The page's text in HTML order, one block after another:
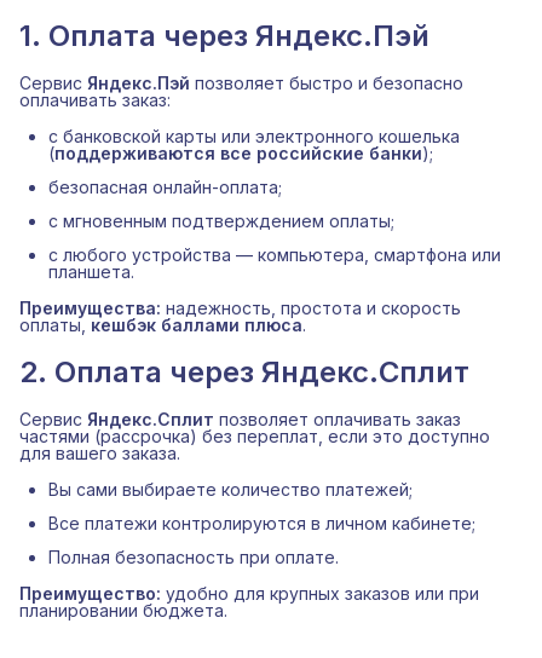
1. Оплата через Яндекс.Пэй
Сервис Яндекс.Пэй позволяет быстро и безопасно
оплачивать заказ:
с банковской карты или электронного кошелька
(поддерживаются все российские банки);
безопасная онлайн-оплата;
с мгновенным подтверждением оплаты;
с любого устройства — компьютера, смартфона или
планшета.
Преимущества: надежность, простота и скорость
оплаты, кешбэк баллами плюса.
2. Оплата через Яндекс.Сплит
Сервис Яндекс.Сплит позволяет оплачивать заказ
частями (рассрочка) без переплат, если это доступно
для вашего заказа.
Вы сами выбираете количество платежей;
Все платежи контролируются в личном кабинете;
Полная безопасность при оплате.
Преимущество: удобно для крупных заказов или при
планировании бюджета.